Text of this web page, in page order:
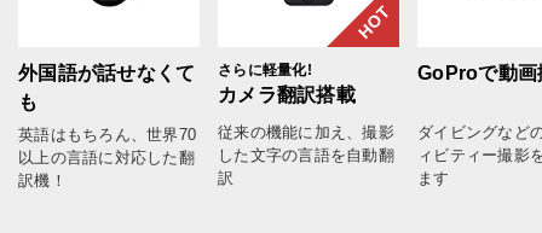
外国語が話せなくて
も
英語はもちろん、世界70
以上の言語に対応した翻
訳機！
HOT
さらに軽量化!
カメラ翻訳搭載
従来の機能に加え、撮影
した文字の言語を自動翻
訳
GoProで動画
ダイビングなど
ィビティー撮影
ます